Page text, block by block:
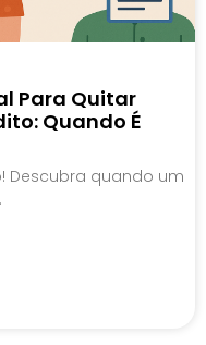
Para Quitar
Quando É
Descubra quando um